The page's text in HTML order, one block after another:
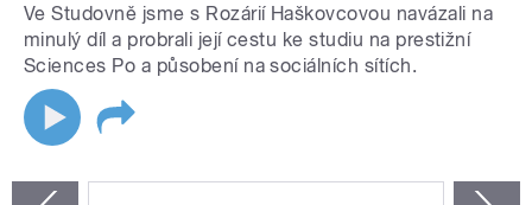
Ve Studovně jsme s Rozárií Haškovcovou navázali na
minulý díl a probrali její cestu ke studiu na prestižní
Sciences Po a působení na sociálních sítích.